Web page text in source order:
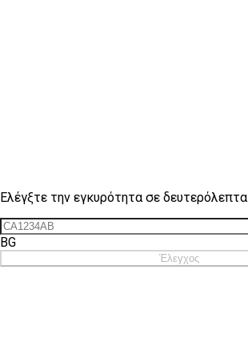
Ελέγξτε την εγκυρότητα σε δευτερόλεπτα
BG
Έλεγχος